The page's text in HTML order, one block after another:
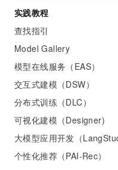
实践教程
查找指引
Model Gallery
模型在线服务（EAS）
交互式建模（DSW）
分布式训练（DLC）
可视化建模（Designer)
大模型应用开发（
个性化推荐（PAI-Rec）